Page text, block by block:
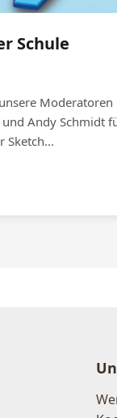
Schule
Moderatoren
Andy Schmidt
Sketch...